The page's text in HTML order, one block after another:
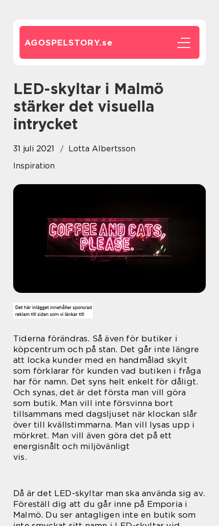
AGOSPELSTORY.se
LED-skyltar i Malmö
stärker det visuella
intrycket
31 juli 2021
Lotta Albertsson
Inspiration
Tiderna förändras. Så även för butiker i
köpcentrum och på stan. Det går inte längre
att locka kunder med en handmålad skylt
som förklarar för kunden vad butiken i fråga
har för namn. Det syns helt enkelt för dåligt.
Och synas, det är det första man vill göra
som butik. Man vill inte försvinna bort
tillsammans med dagsljuset när klockan slår
över till kvällstimmarna. Man vill lysas upp i
mörkret. Man vill även göra det på ett
energisnålt och miljövänligt
vis.
Då är det LED-skyltar man ska använda sig av.
Föreställ dig att du går inne på Emporia i
Malmö. Du ser antagligen inte en butik som